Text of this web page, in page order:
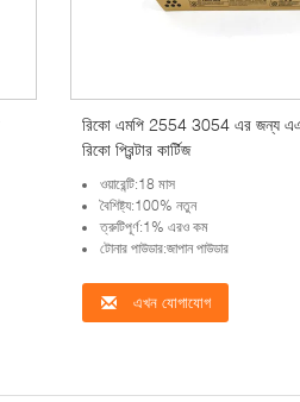
রিকো এমপি 2554 3054 এর জন্য
রিকো প্রিন্টার কার্টিজ
ওয়ারেন্টি:18 মাস
বৈশিষ্ট্য:100% নতুন
ত্রুটিপূর্ণ:1% এরও কম
টোনার পাউডার:জাপান পাউডার
এখন যোগাযোগ